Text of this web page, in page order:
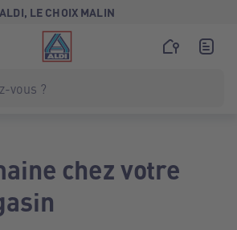
ALDI, LE CHOIX MALIN
chez votre